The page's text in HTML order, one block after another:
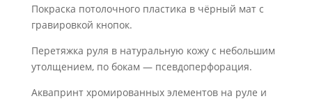
Покраска потолочного пластика в чёрный мат с
гравировкой кнопок.
Перетяжка руля в натуральную кожу с небольшим
утолщением, по бокам — псевдоперфорация.
Аквапринт хромированных элементов на руле и